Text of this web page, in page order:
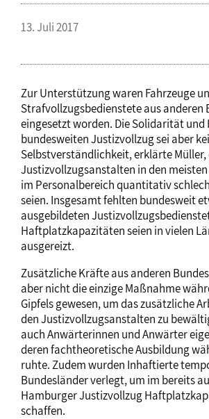
13. Juli 2017
Zur Unterstützung waren Fahrzeuge
Strafvollzugsbedienstete aus anderen
eingesetzt worden. Die Solidarität
bundesweiten Justizvollzug sei aber
Selbstverständlichkeit, erklärte Müller,
Justizvollzugsanstalten in den
im Personalbereich quantitativ
seien. Insgesamt fehlten bundesweit
ausgebildeten
Haftplatzkapazitäten seien in vielen
ausgereizt.
Zusätzliche Kräfte aus anderen
aber nicht die einzige Maßnahme
Gipfels gewesen, um das zusätzliche
den Justizvollzugsanstalten zu
auch Anwärterinnen und Anwärter
deren fachtheoretische Ausbildung
ruhte. Zudem wurden Inhaftierte
Bundesländer verlegt, um im bereits
Hamburger Justizvollzug
schaffen.